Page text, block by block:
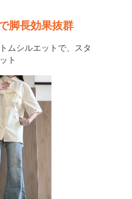
脚長効果抜群
ムシルエットで、スタ
ト